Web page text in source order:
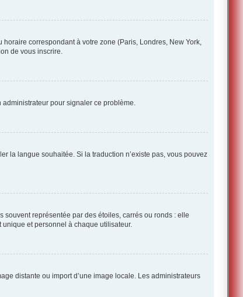
correspondant à votre zone (Paris, Londres, New York,
de vous inscrire.
administrateur pour signaler ce problème.
la langue souhaitée. Si la traduction n’existe pas, vous pouvez
souvent représentée par des étoiles, carrés ou ronds : elle
unique et personnel à chaque utilisateur.
distante ou import d’une image locale. Les administrateurs